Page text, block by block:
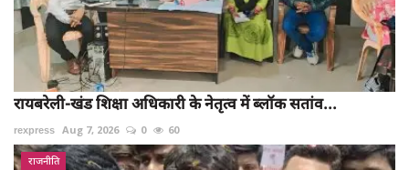
रायबरेली-खंड शिक्षा अधिकारी के नेतृत्व में ब्लॉक सतांव...
rexpress Aug 7, 2026 0 60
राजनीति